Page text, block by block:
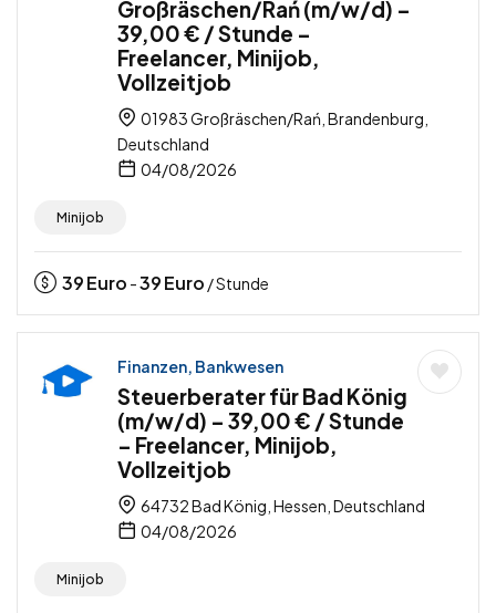
Großräschen/Rań (m/w/d) –
39,00 € / Stunde –
Freelancer, Minijob,
Vollzeitjob
01983 Großräschen/Rań, Brandenburg,
Deutschland
04/08/2026
Minijob
39Euro -39Euro / Stunde
Finanzen, Bankwesen
Steuerberater für Bad König
(m/w/d) – 39,00 € / Stunde
– Freelancer, Minijob,
Vollzeitjob
64732 Bad König, Hessen, Deutschland
04/08/2026
Minijob